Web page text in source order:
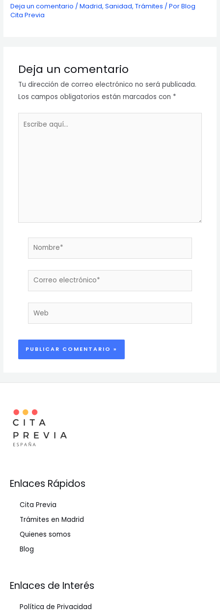
Deja un comentario /Madrid,Sanidad,Trámites / PorBlog
Cita Previa
Deja un comentario
Tu dirección de correo electrónico no será publicada.
Los campos obligatorios están marcados con *
Nombre*
Correo
Web
Enlaces Rápidos
Cita Previa
Trámites en Madrid
Quienes somos
Blog
Enlaces de Interés
Política de Privacidad